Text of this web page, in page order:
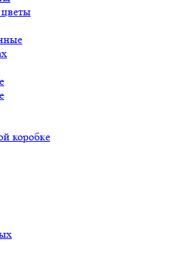
коробке